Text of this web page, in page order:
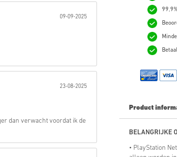
09-09-2025
23-08-2025
dan verwacht voordat ik de
Product
BELANGRIJKE
• PlayStation